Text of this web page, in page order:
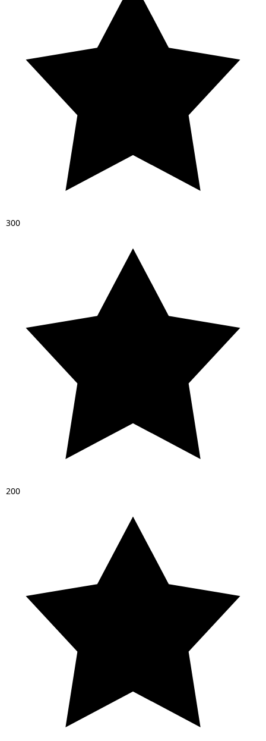
300
200